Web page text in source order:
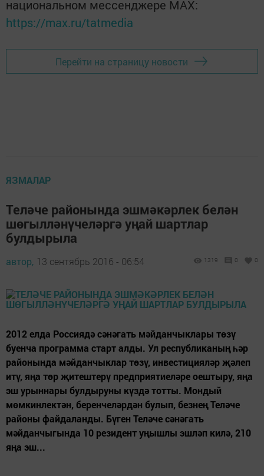
национальном мессенджере MАХ:
https://max.ru/tatmedia
Перейти на страницу новости
ЯЗМАЛАР
Теләче районында эшмәкәрлек белән
шөгылләнүчеләргә уңай шартлар
булдырыла
автор, 13 сентябрь 2016 - 06:54 1319 0 0
2012 елда Россиядә сәнәгать мәйданчыклары төзү
буенча программа старт алды. Ул республиканың һәр
районында мәйданчыклар төзү, инвестицияләр җәлеп
итү, яңа төр җитештерү предприятиеләре оештыру, яңа
эш урыннары булдыруны күздә тотты. Мондый
мөмкинлектән, беренчеләрдән булып, безнең Теләче
районы файдаланды. Бүген Теләче сәнәгать
мәйданчыгында 10 резидент уңышлы эшләп килә, 210
яңа эш...